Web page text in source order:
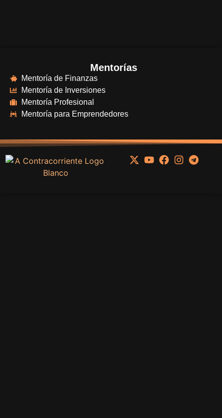
Mentorías
Mentoría de Finanzas
Mentoría de Inversiones
Mentoría Profesional
Mentoría para Emprendedores